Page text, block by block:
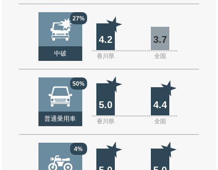
27%
中破
4.2 3.7
香川県 全国
50%
普通乗用車
5.0 4.4
香川県 全国
4%